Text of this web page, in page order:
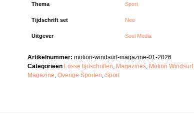
Thema Sport
Tijdschrift set Nee
Uitgever Soul Media
Artikelnummer:motion-windsurf-magazine-01-2026
Categorieën Losse tijdschriften, Magazines, Motion Windsurf
Magazine,Overige Sporten,Sport